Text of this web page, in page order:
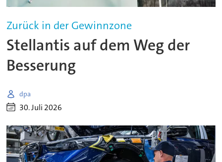
Zurück in der Gewinnzone
Stellantis auf dem Weg der
Besserung
dpa
30. Juli 2026